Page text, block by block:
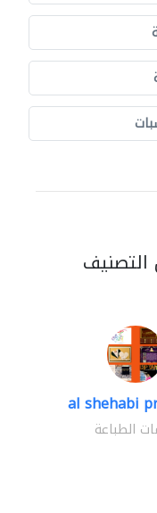
al shehabi
الطباعة